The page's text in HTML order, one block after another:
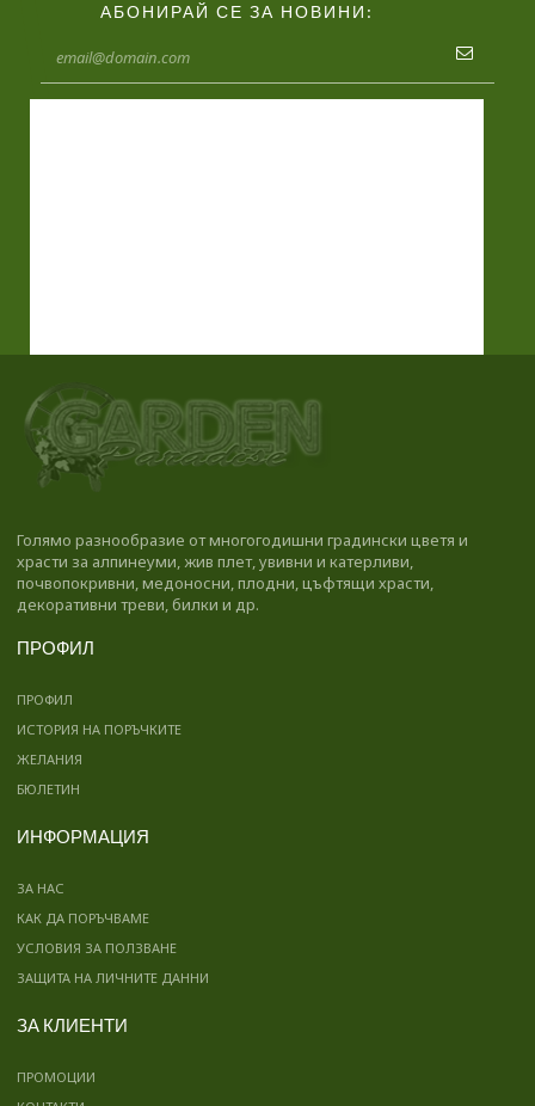
АБОНИРАЙ СЕ ЗА НОВИНИ:
Голямо разнообразие от многогодишни градински цветя и
храсти за алпинеуми, жив плет, увивни и катерливи,
почвопокривни, медоносни, плодни, цъфтящи храсти,
декоративни треви, билки и др.
ПРОФИЛ
ПРОФИЛ
ИСТОРИЯ НА ПОРЪЧКИТЕ
ЖЕЛАНИЯ
БЮЛЕТИН
ИНФОРМАЦИЯ
ЗА НАС
КАК ДА ПОРЪЧВАМЕ
УСЛОВИЯ ЗА ПОЛЗВАНЕ
ЗАЩИТА НА ЛИЧНИТЕ ДАННИ
ЗА КЛИЕНТИ
ПРОМОЦИИ